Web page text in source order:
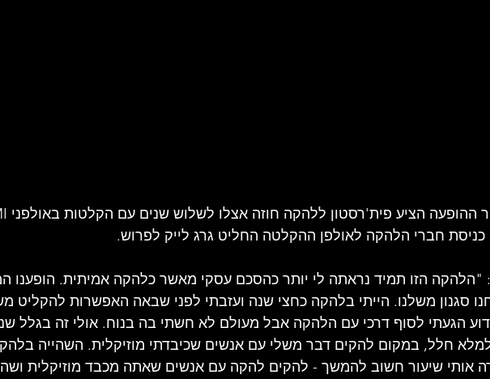
כניסת חברי הלהקה לאולפן ההקלטה החליט גרג לייק לפרוש.
"הלהקה הזו תמיד נראתה לי יותר כהסכם עסקי מאשר כלהקה אמיתית. הופענו
סגנון משלנו. הייתי בלהקה כחצי שנה ועזבתי לפני שבאה האפשרות להקליט
הגעתי לסוף דרכי עם הלהקה אבל מעולם לא חשתי בה בנוח. אולי זה בגלל
חלל, במקום להקים דבר משלי עם אנשים שכיבדתי מוזיקלית. השהייה
אותי שיעור חשוב להמשך - להקים להקה עם אנשים שאתה מכבד מוזיקלית